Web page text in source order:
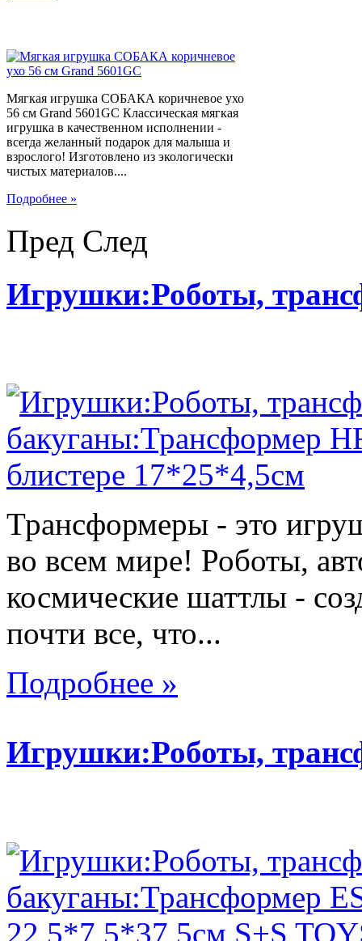
Мягкая игрушка СОБАКА коричневое ухо
56 см Grand 5601GC Классическая мягкая
игрушка в качественном исполнении -
всегда желанный подарок для малыша и
взрослого! Изготовлено из экологически
чистых материалов....
Подробнее »
Пред След
Игрушки:Роботы,
Трансформеры - это
во всем мире! Роботы,
космические шаттлы -
почти все, что...
Подробнее »
Игрушки:Роботы,